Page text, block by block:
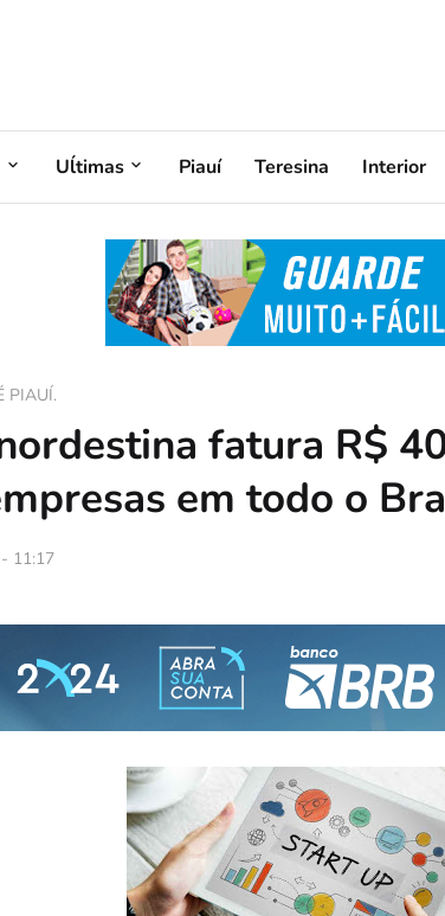
Uĺtimas Piauí Teresina Interior
PIAUÍ.
fatura R$
em todo o
- 11:17